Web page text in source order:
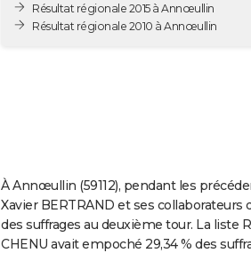
Résultat régionale 2015 à Annœullin
Résultat régionale 2010 à Annœullin
À Annœullin (59112), pendant les
Xavier BERTRAND et ses collaborateurs
des suffrages au deuxième tour. La
CHENU avait empoché 29,34 % des